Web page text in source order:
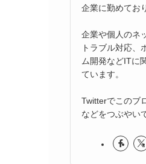
企業に勤めてお
企業や個人のネ
トラブル対応、
ム開発などITに
ています。
Twitterでこのブ
などをつぶやい